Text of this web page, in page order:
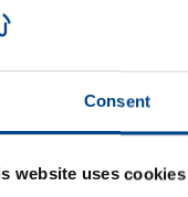
Consent
website uses cookies